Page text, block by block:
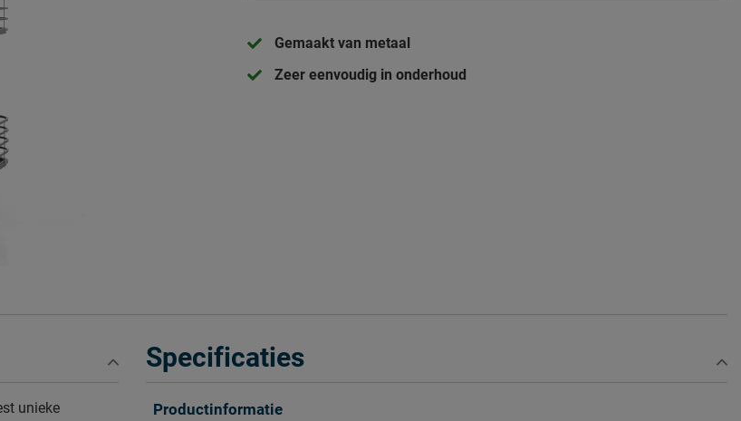
Gemaakt van metaal
Zeer eenvoudig in onderhoud
unieke
Specificaties
Productinformatie